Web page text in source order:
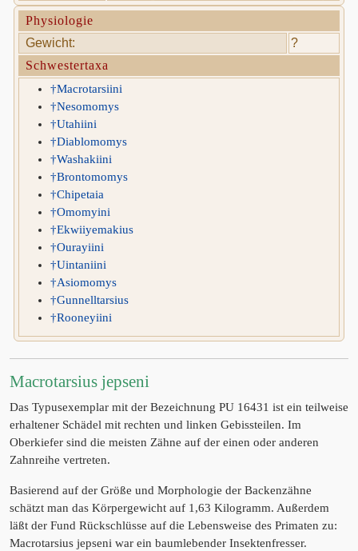
Physiologie
Gewicht:
?
Schwestertaxa
†Macrotarsiini
†Nesomomys
†Utahiini
†Diablomomys
†Washakiini
†Brontomomys
†Chipetaia
†Omomyini
†Ekwiiyemakius
†Ourayiini
†Uintaniini
†Asiomomys
†Gunnelltarsius
†Rooneyiini
Macrotarsius jepseni
Das Typusexemplar mit der Bezeichnung PU 16431 ist ein teilweise
erhaltener Schädel mit rechten und linken Gebissteilen. Im
Oberkiefer sind die meisten Zähne auf der einen oder anderen
Zahnreihe vertreten.
Basierend auf der Größe und Morphologie der Backenzähne
schätzt man das Körpergewicht auf 1,63 Kilogramm. Außerdem
läßt der Fund Rückschlüsse auf die Lebensweise des Primaten zu:
Macrotarsius jepseni war ein baumlebender Insektenfresser.